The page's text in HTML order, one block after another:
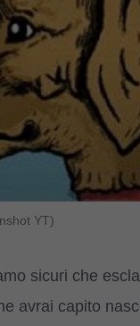
YT)
sicuri che
avrai capito